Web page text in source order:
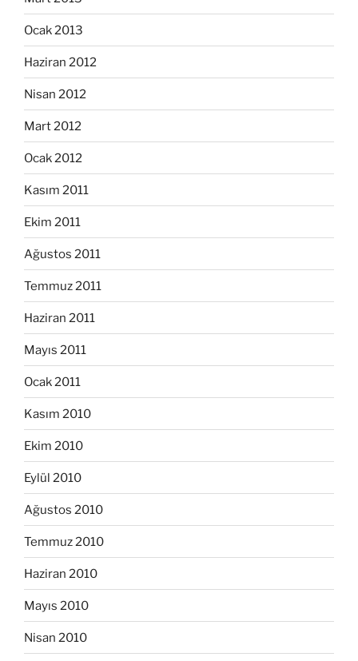
Ocak 2013
Haziran 2012
Nisan 2012
Mart 2012
Ocak 2012
Kasım 2011
Ekim 2011
Ağustos 2011
Temmuz 2011
Haziran 2011
Mayıs 2011
Ocak 2011
Kasım 2010
Ekim 2010
Eylül 2010
Ağustos 2010
Temmuz 2010
Haziran 2010
Mayıs 2010
Nisan 2010